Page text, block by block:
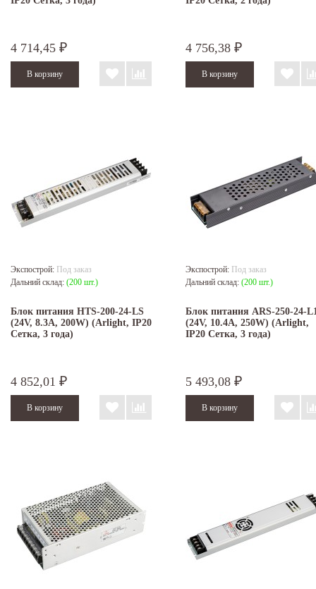
4 714,45 ₽ 4 756,38 ₽
Экспострой: Под заказ
Дальний склад: (200 шт.)
Блок питания HTS-200-24-LS
(24V, 8.3A, 200W) (Arlight, IP20
Сетка, 3 года)
4 852,01 ₽
Экспострой: Под заказ
Дальний склад: (200 шт.)
Блок питания ARS-250-24-
(24V, 10.4A, 250W) (Arlight,
IP20 Сетка, 3 года)
5 493,08 ₽